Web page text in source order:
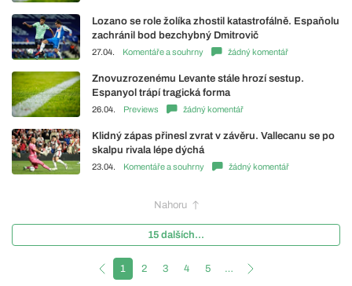
Lozano se role žolíka zhostil katastrofálně. Espaňolu
zachránil bod bezchybný Dmitrovič
27.04. Komentáře a souhrny žádný komentář
Znovuzrozenému Levante stále hrozí sestup.
Espanyol trápí tragická forma
26.04. Previews žádný komentář
Klidný zápas přinesl zvrat v závěru. Vallecanu se po
skalpu rivala lépe dýchá
23.04. Komentáře a souhrny žádný komentář
Nahoru
15 dalších...
1 2 3 4 5 …